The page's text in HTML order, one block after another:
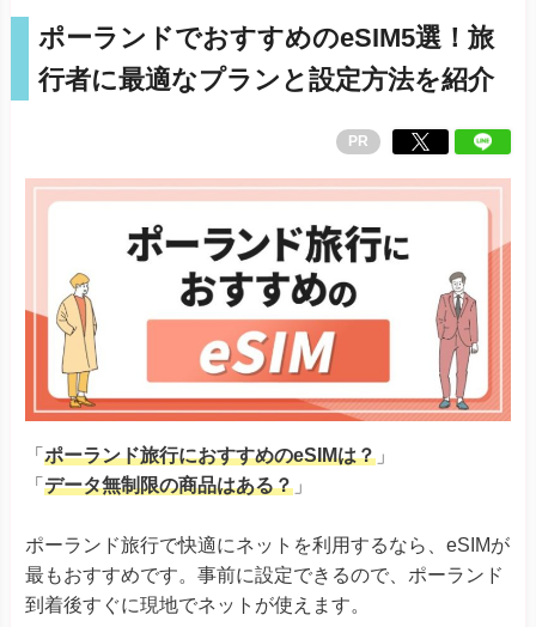
ポーランドでおすすめのeSIM5選！旅
行者に最適なプランと設定方法を紹介
PR
「 ポーランド旅行におすすめのeSIMは？ 」
「 データ無制限の商品はある？ 」
ポーランド旅行で快適にネットを利用するなら、eSIMが
最もおすすめです。事前に設定できるので、ポーランド
到着後すぐに現地でネットが使えます。